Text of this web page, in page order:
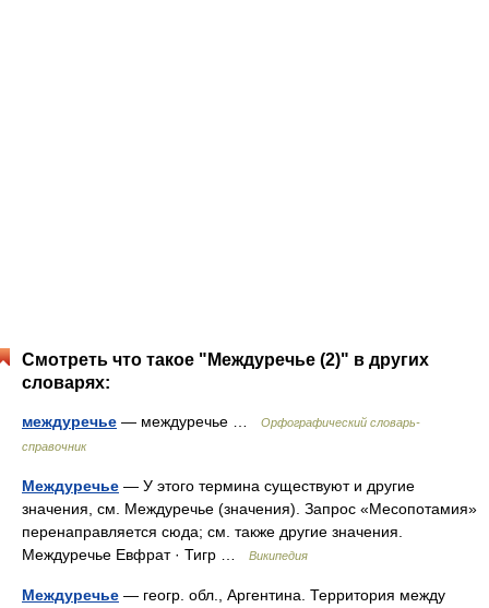
Смотреть что такое "Междуречье (2)" в других
словарях:
междуречье — междуречье …
Орфографический словарь-
справочник
Междуречье — У этого термина существуют и другие
значения, см. Междуречье (значения). Запрос «Месопотамия»
перенаправляется сюда; см. также другие значения.
Междуречье Евфрат · Тигр …
Википедия
Междуречье — геогр. обл., Аргентина. Территория между